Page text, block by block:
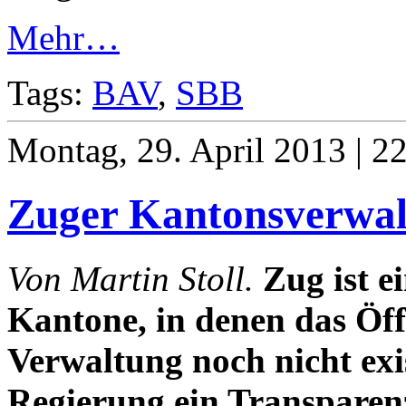
Mehr…
Tags: BAV, SBB
Montag, 29. April 2013 |
Zuger
Von Martin Stoll. Zug ist
Kantone, in denen das
Verwaltung noch nicht